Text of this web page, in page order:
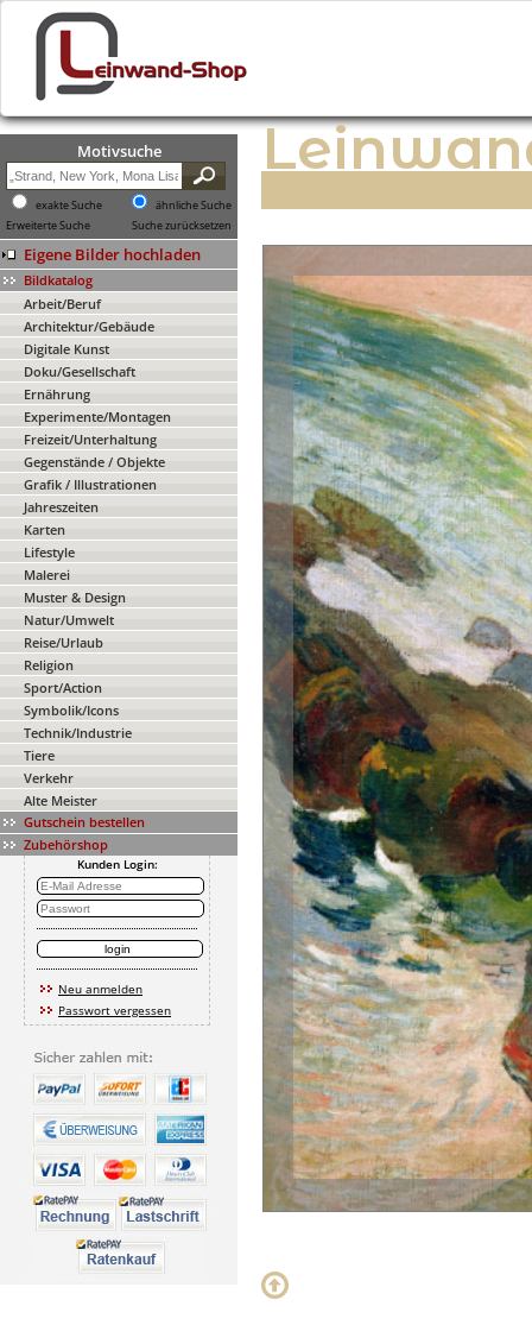
Motivsuche
exakte Suche
ähnliche Suche
Erweiterte Suche
Suche zurücksetzen
Eigene Bilder hochladen
Bildkatalog
Arbeit/Beruf
Architektur/Gebäude
Digitale Kunst
Doku/Gesellschaft
Ernährung
Experimente/Montagen
Freizeit/Unterhaltung
Gegenstände / Objekte
Grafik / Illustrationen
Jahreszeiten
Karten
Lifestyle
Malerei
Muster & Design
Natur/Umwelt
Reise/Urlaub
Religion
Sport/Action
Symbolik/Icons
Technik/Industrie
Tiere
Verkehr
Alte Meister
Gutschein bestellen
Zubehörshop
Kunden Login:
Neu anmelden
Passwort vergessen